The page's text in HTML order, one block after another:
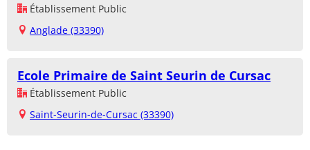
Établissement Public
Anglade (33390)
Ecole Primaire de Saint Seurin de Cursac
Établissement Public
Saint-Seurin-de-Cursac (33390)